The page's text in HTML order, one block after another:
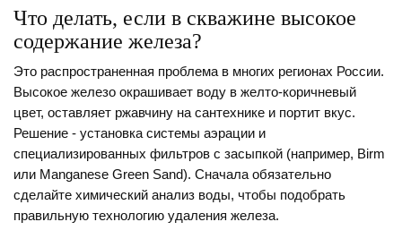
Что делать, если в скважине высокое
содержание железа?
Это распространенная проблема в многих регионах России.
Высокое железо окрашивает воду в желто-коричневый
цвет, оставляет ржавчину на сантехнике и портит вкус.
Решение - установка системы аэрации и
специализированных фильтров с засыпкой (например, Birm
или Manganese Green Sand). Сначала обязательно
сделайте химический анализ воды, чтобы подобрать
правильную технологию удаления железа.